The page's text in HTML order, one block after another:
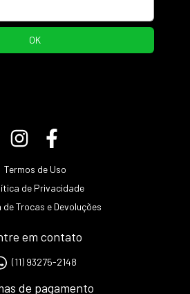
Termos de Uso
de Privacidade
Trocas e Devoluções
em contato
(11) 93275-2148
de pagamento